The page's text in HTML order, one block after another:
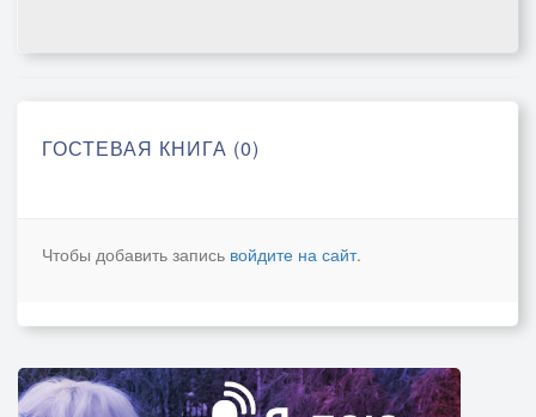
ГОСТЕВАЯ КНИГА (0)
Чтобы добавить запись войдите на сайт.